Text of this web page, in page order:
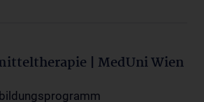
| MedUni Wien